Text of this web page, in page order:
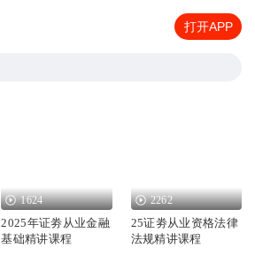
打开APP
1624
2025年证劵从业金融
基础精讲课程
2262
25证劵从业资格法律
法规精讲课程